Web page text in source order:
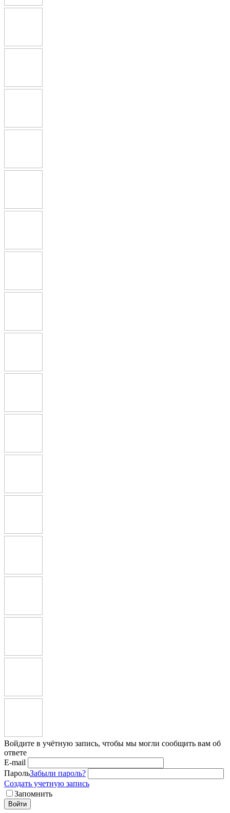
Войдите в учётную запись, чтобы мы могли сообщить вам об
ответе
E-mail
ПарольЗабыли пароль?
Создать учетную запись
Запомнить
Войти